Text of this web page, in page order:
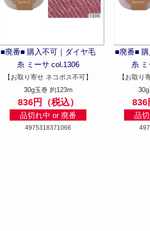
■廃番■ 購入不可｜ダイヤ毛
糸 ミーサ col.1306
【お取り寄せ ネコポス不可】
30g玉巻 約123m
836円（税込）
品切れ中 or 廃番
4975318371066
■廃番■
糸
【お取り
836
品